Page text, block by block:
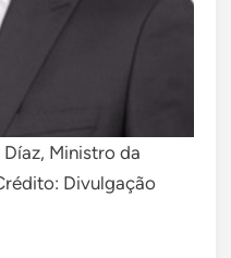
Ministro da
Divulgação